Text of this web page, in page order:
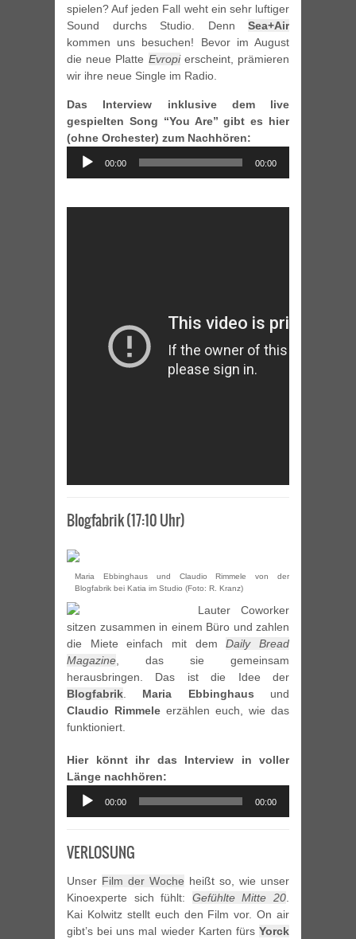
spielen? Auf jeden Fall weht ein sehr luftiger
Sound durchs Studio. Denn Sea+Air
kommen uns besuchen! Bevor im August
die neue Platte Evropierscheint, prämieren
wir ihre neue Single im Radio.
Das Interview inklusive dem live
gespielten Song “You Are” gibt es hier
(ohne Orchester) zum Nachhören:
Audio
Player
00:00 00:00
Blogfabrik (17:10 Uhr)
Maria Ebbinghaus und Claudio Rimmele von der
Blogfabrik bei Katia im Studio (Foto: R. Kranz)
Lauter Coworker
sitzen zusammen in einem Büro und zahlen
die Miete einfach mit demDaily Bread
Magazine , das sie gemeinsam
herausbringen. Das ist die Idee der
Blogfabrik
Maria Ebbinghaus und
Claudio Rimmele erzählen euch, wie das
funktioniert.
Hier könnt ihr das Interview in voller
Länge nachhören:
Audio
Player
00:00 00:00
VERLOSUNG
Unser Film der Woche heißt so, wie unser
Kinoexperte sich fühlt: Gefühlte Mitte 20
Kai Kolwitz stellt euch den Film vor. On air
gibt’s bei uns mal wieder Karten fürs Yorck